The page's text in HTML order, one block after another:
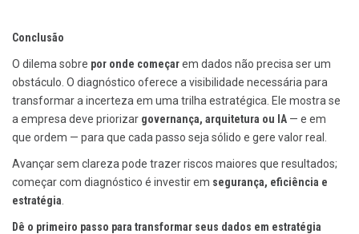
Conclusão
O dilema sobre por onde começarem dados não precisa ser um
obstáculo. O diagnóstico oferece a visibilidade necessária para
transformar a incerteza em uma trilha estratégica. Ele mostra se
a empresa deve priorizar governança, arquitetura ou IA — e em
que ordem — para que cada passo seja sólido e gere valor real.
Avançar sem clareza pode trazer riscos maiores que resultados;
começar com diagnóstico é investir em segurança, eficiência e
estratégia
Dê o primeiro passo para transformar seus dados em estratégia